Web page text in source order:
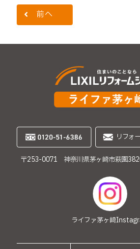
前へ
リフォ
〒253-0071 神奈川県茅ヶ崎市萩園
ライファ茅ヶ崎